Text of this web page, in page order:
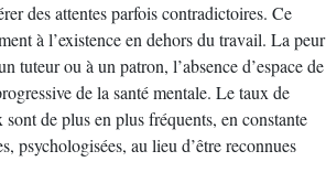
des attentes parfois contradictoires. Ce
à l’existence en dehors du travail. La peur
tuteur ou à un patron, l’absence d’espace de
de la santé mentale. Le taux de
de plus en plus fréquents, en constante
psychologisées, au lieu d’être reconnues